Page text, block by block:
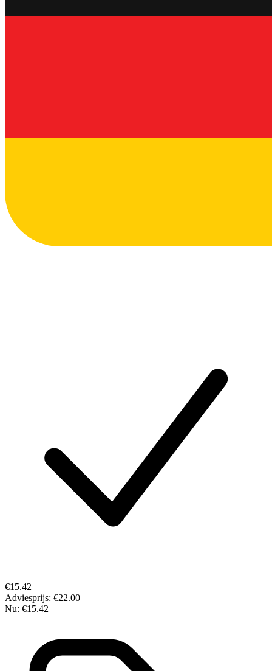
€15.42
Adviesprijs: €22.00
Nu: €15.42